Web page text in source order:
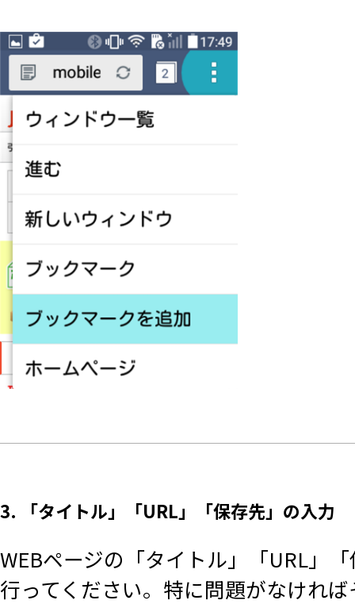
3. 「タイトル」「URL」「保存先」の入力
WEBページの「タイトル」「URL」
行ってください。特に問題がなけれ